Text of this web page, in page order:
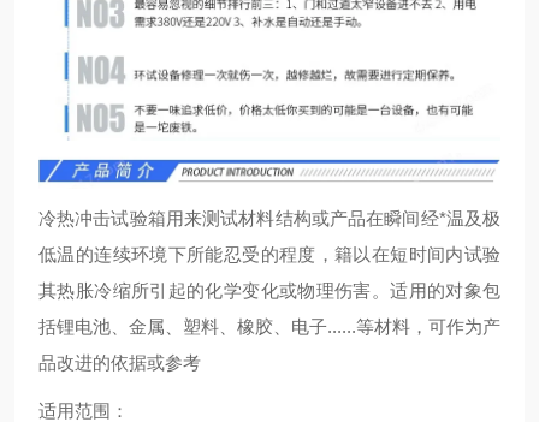
冷热冲击试验箱用来测试材料结构或产品在瞬间经*温及极
低温的连续环境下所能忍受的程度，籍以在短时间内试验
其热胀冷缩所引起的化学变化或物理伤害。适用的对象包
括锂电池、金属、塑料、橡胶、电子......等材料，可作为产
品改进的依据或参考
适用范围：